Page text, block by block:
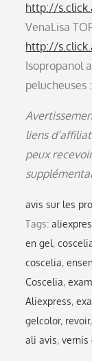
http://
VenaLisa
http://
Isopropanol
pelucheuses :
liens
peux
avis sur les
Tags:
en gel,
coscelia,
Coscelia,
Aliexpress,
gelcolor, revoir
ali avis,vernis